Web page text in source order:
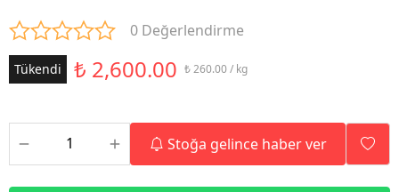
0 Değerlendirme
Tükendi ₺ 2,600.00 ₺ 260.00 / kg
Stoğa gelince haber ver